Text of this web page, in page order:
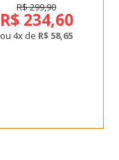
R$ 299,90
R$ 234,60
ou 4x de R$ 58,65